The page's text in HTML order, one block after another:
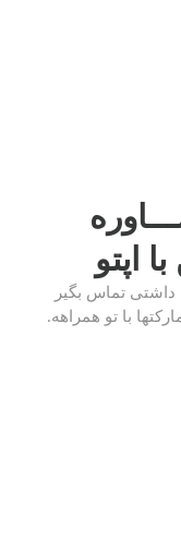
با اپتو
داشتی تماس بگیر
با تو همراهه.